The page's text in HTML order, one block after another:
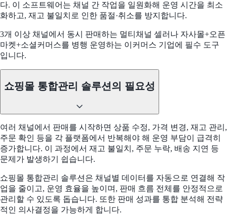
다. 이 소프트웨어는 채널 간 작업을 일원화해 운영 시간을 최소
화하고, 재고 불일치로 인한 품절·취소를 방지합니다.
3개 이상 채널에서 동시 판매하는 멀티채널 셀러나 자사몰+오픈
마켓+소셜커머스를 병행 운영하는 이커머스 기업에 필수 도구
입니다.
쇼핑몰 통합관리 솔루션의 필요성
여러 채널에서 판매를 시작하면 상품 수정, 가격 변경, 재고 관리,
주문 확인 등을 각 플랫폼에서 반복해야 해 운영 부담이 급격히
증가합니다. 이 과정에서 재고 불일치, 주문 누락, 배송 지연 등
문제가 발생하기 쉽습니다.
쇼핑몰 통합관리 솔루션은 채널별 데이터를 자동으로 연결해 작
업을 줄이고, 운영 효율을 높이며, 판매 흐름 전체를 안정적으로
관리할 수 있도록 돕습니다. 또한 판매 성과를 통합 분석해 전략
적인 의사결정을 가능하게 합니다.